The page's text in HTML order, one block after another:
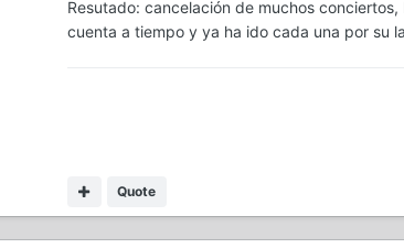
Resutado: cancelación de muchos
cuenta a tiempo y ya ha ido cada una por su
Quote